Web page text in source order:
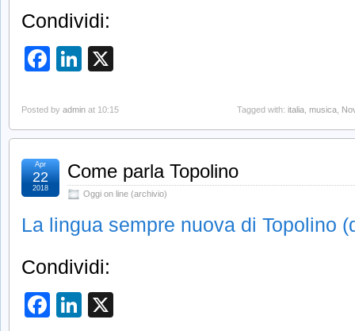
Condividi:
Facebook
LinkedIn
Posted by admin at 10:15 Tagged with: italia musica
Come parla Topolino
Oggi on line (archivio)
Apr
22
2018
La lingua sempre nuova di Topolino
Condividi:
Facebook
LinkedIn